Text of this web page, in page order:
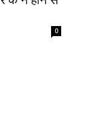
0